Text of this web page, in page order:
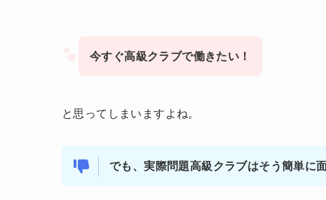
今すぐ高級クラブで働きたい！
と思ってしまいますよね。
でも、実際問題高級クラブはそう簡単に